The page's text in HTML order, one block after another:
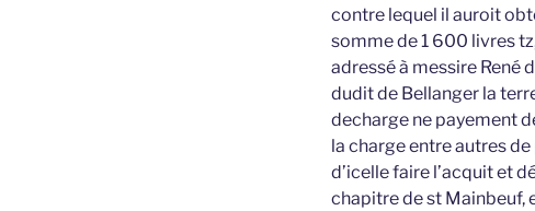
contre lequel il auroit
somme de 1 600 livres
adressé à messire René
dudit de Bellanger la
decharge ne payement
la charge entre autres
d’icelle faire l’acquit et
chapitre de st Mainbeuf,